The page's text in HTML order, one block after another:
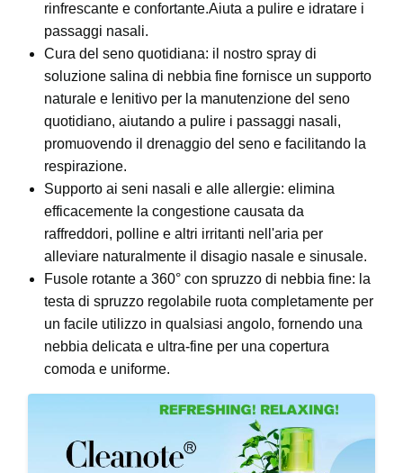
rinfrescante e confortante.Aiuta a pulire e idratare i
passaggi nasali.
Cura del seno quotidiana: il nostro spray di
soluzione salina di nebbia fine fornisce un supporto
naturale e lenitivo per la manutenzione del seno
quotidiano, aiutando a pulire i passaggi nasali,
promuovendo il drenaggio del seno e facilitando la
respirazione.
Supporto ai seni nasali e alle allergie: elimina
efficacemente la congestione causata da
raffreddori, polline e altri irritanti nell'aria per
alleviare naturalmente il disagio nasale e sinusale.
Fusole rotante a 360° con spruzzo di nebbia fine: la
testa di spruzzo regolabile ruota completamente per
un facile utilizzo in qualsiasi angolo, fornendo una
nebbia delicata e ultra-fine per una copertura
comoda e uniforme.